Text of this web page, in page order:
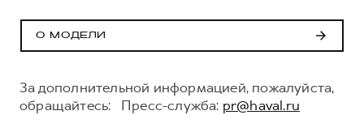
О МОДЕЛИ
За дополнительной информацией, пожалуйста,
обращайтесь: Пресс-служба: pr@haval.ru